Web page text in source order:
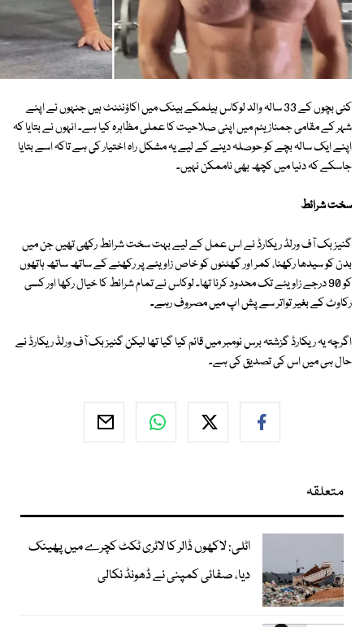
کئی بچوں کے 33 سالہ والد لوکاس ہیلمکے بینک میں اکاؤنٹنٹ ہیں جنہوں نے اپنے
شہر کے مقامی جمنازیئم میں اپنی صلاحیت کا عملی مظاہرہ کیا ہے۔ انہوں نے بتایا کہ
اپنے ایک سالہ بچے کو حوصلہ دینے کے لیے یہ مشکل راہ اختیار کی ہے تاکہ اسے بتایا
جاسکے کہ دنیا میں کچھ بھی ناممکن نہیں۔
سخت شرائط
گنیز بک آف ورلڈ ریکارڈ نے اس عمل کے لیے بہت سخت شرائط رکھی تھیں جن میں
بدن کو سیدھا رکھنا، کمر اور گھٹنوں کو خاص زاویئے پر رکھنے کے ساتھ ساتھ ہاتھوں
کو 90 درجے زاویئے تک محدود کرنا تھا۔ لوکاس نے تمام شرائط کا خیال رکھا اور کسی
رکاوٹ کے بغیر تواتر سے پش اپ میں مصروف رہے۔
اگرچہ یہ ریکارڈ گزشتہ برس نومبر میں قائم کیا گیا تھا لیکن گنیز بک آف ورلڈ ریکارڈ نے
حال ہی میں اس کی تصدیق کی ہے۔
متعلقہ
اٹلی: لاکھوں ڈالر کا لاٹری ٹکٹ کچرے میں پھینک
دیا، صفائی کمپنی نے ڈھونڈ نکالی